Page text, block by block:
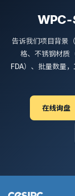
WPC-
告诉我们项目背景
格、不锈钢材质
FDA）、批量数量
在线询盘